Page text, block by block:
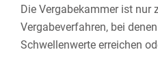
Die Vergabekammer ist nur
Vergabeverfahren, bei
Schwellenwerte erreichen